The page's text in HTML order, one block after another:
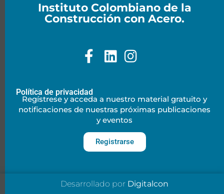
Instituto Colombiano de la
Construcción con Acero.
Política de privacidad
Regístrese y acceda a nuestro material gratuito y
notificaciones de nuestras próximas publicaciones
y eventos
Registrarse
Desarrollado por Digitalcon